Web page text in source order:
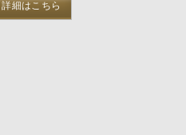
詳細はこちら